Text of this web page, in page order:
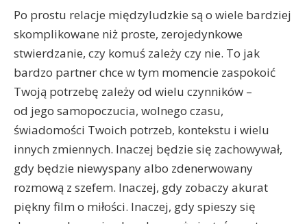
Po prostu relacje międzyludzkie są o wiele bardziej
skomplikowane niż proste, zerojedynkowe
stwierdzanie, czy komuś zależy czy nie. To jak
bardzo partner chce w tym momencie zaspokoić
Twoją potrzebę zależy od wielu czynników –
od jego samopoczucia, wolnego czasu,
świadomości Twoich potrzeb, kontekstu i wielu
innych zmiennych. Inaczej będzie się zachowywał,
gdy będzie niewyspany albo zdenerwowany
rozmową z szefem. Inaczej, gdy zobaczy akurat
piękny film o miłości. Inaczej, gdy spieszy się